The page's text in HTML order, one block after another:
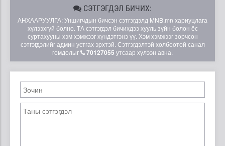
СЭТГЭГДЭЛ БИЧИХ:
АНХААРУУЛГА: Уншигчдын бичсэн сэтгэгдэлд MNB.mn хариуцлага
хүлээхгүй болно. ТА сэтгэгдэл бичихдээ хууль зүйн болон ёс
суртахууны хэм хэмжээг хүндэтгэнэ үү. Хэм хэмжээг зөрчсөн
сэтгэгдэлийг админ устгах эрхтэй. Сэтгэгдэлтэй холбоотой санал
гомдолыг
70127055 утсаар хүлээн авна.